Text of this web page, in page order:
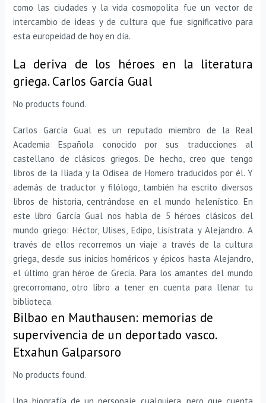
como las ciudades y la vida cosmopolita fue un vector de
intercambio de ideas y de cultura que fue significativo para
esta europeidad de hoy en día.
La deriva de los héroes en la literatura
griega. Carlos García Gual
No products found.
Carlos García Gual es un reputado miembro de la Real
Academia Española conocido por sus traducciones al
castellano de clásicos griegos. De hecho, creo que tengo
libros de la Iliada y la Odisea de Homero traducidos por él. Y
además de traductor y filólogo, también ha escrito diversos
libros de historia, centrándose en el mundo helenístico. En
este libro García Gual nos habla de 5 héroes clásicos del
mundo griego: Héctor, Ulises, Edipo, Lisístrata y Alejandro. A
través de ellos recorremos un viaje a través de la cultura
griega, desde sus inicios homéricos y épicos hasta Alejandro,
el último gran héroe de Grecia. Para los amantes del mundo
grecorromano, otro libro a tener en cuenta para llenar tu
biblioteca.
Bilbao en Mauthausen: memorias de
supervivencia de un deportado vasco.
Etxahun Galparsoro
No products found.